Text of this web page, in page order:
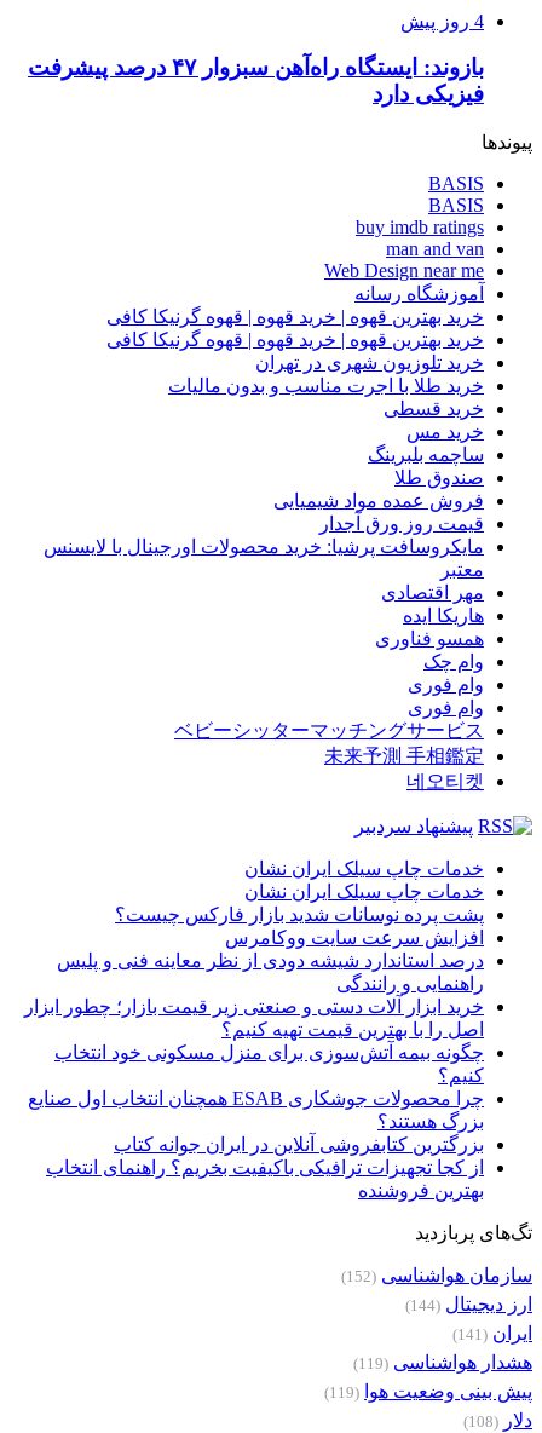
4 روز پیش
بازوند: ایستگاه راه‌آهن سبزوار ۴۷ درصد پیشرفت
فیزیکی دارد
پیوندها
BASIS
BASIS
buy imdb ratings
man and van
Web Design near me
آموزشگاه رسانه
خرید بهترین قهوه | خرید قهوه | قهوه گرنیکا کافی
خرید بهترین قهوه | خرید قهوه | قهوه گرنیکا کافی
خرید تلوزیون شهری در تهران
خرید طلا با اجرت مناسب و بدون مالیات
خرید قسطی
خرید مس
ساچمه بلبرینگ
صندوق طلا
فروش عمده مواد شیمیایی
قیمت روز ورق آجدار
مایکروسافت پرشیا: خرید محصولات اورجینال با لایسنس
معتبر
مهر اقتصادی
هاریکا ایده
همسو فناوری
وام چک
وام فوری
وام فوری
ベビーシッターマッチングサービス
未来予測 手相鑑定
네오티켓
پیشنهاد سردبیر
خدمات چاپ سیلک ایران نشان
خدمات چاپ سیلک ایران نشان
پشت پرده نوسانات شدید بازار فارکس چیست؟
افزایش سرعت سایت ووکامرس
درصد استاندارد شیشه دودی از نظر معاینه فنی و پلیس
راهنمایی و رانندگی
خرید ابزار آلات دستی و صنعتی زیر قیمت بازار؛ چطور ابزار
اصل را با بهترین قیمت تهیه کنیم؟
چگونه بیمه آتش‌سوزی برای منزل مسکونی خود انتخاب
کنیم؟
چرا محصولات جوشکاری ESAB همچنان انتخاب اول صنایع
بزرگ هستند؟
بزرگترین کتابفروشی آنلاین در ایران جوانه کتاب
از کجا تجهیزات ترافیکی باکیفیت بخریم؟ راهنمای انتخاب
بهترین فروشنده
تگ‌های پربازدید
سازمان هواشناسی (152)
ارز دیجیتال (144)
ایران (141)
هشدار هواشناسی (119)
پیش بینی وضعیت هوا (119)
دلار (108)